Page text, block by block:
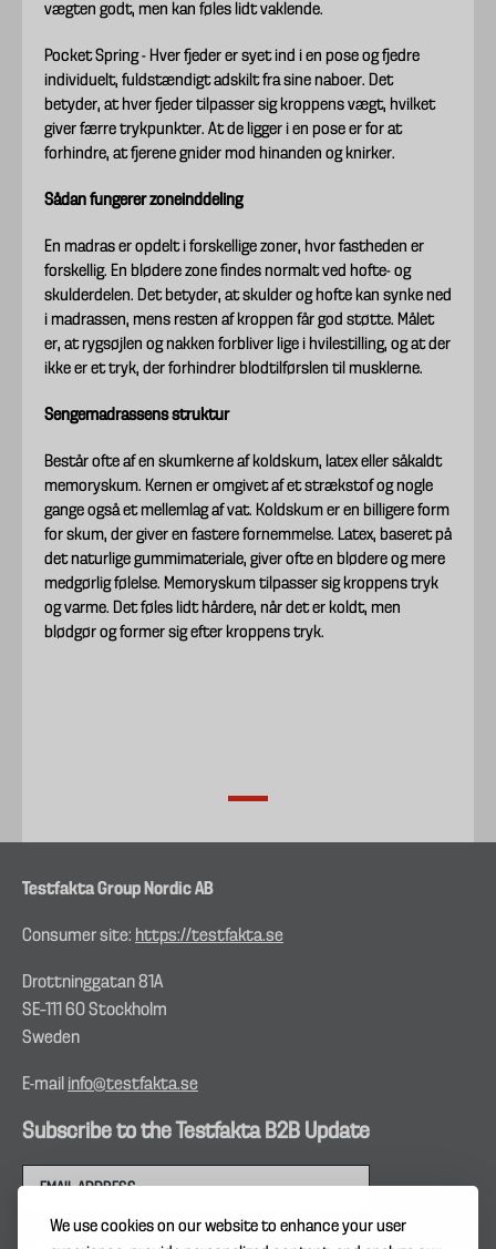
We use cookies on our website to enhance your user
vægten godt, men kan føles lidt vaklende.
Pocket Spring - Hver fjeder er syet ind i en pose og fjedre
individuelt, fuldstændigt adskilt fra sine naboer. Det
betyder, at hver fjeder tilpasser sig kroppens vægt, hvilket
giver færre trykpunkter. At de ligger i en pose er for at
forhindre, at fjerene gnider mod hinanden og knirker.
Sådan fungerer zoneinddeling
En madras er opdelt i forskellige zoner, hvor fastheden er
forskellig. En blødere zone findes normalt ved hofte- og
skulderdelen. Det betyder, at skulder og hofte kan synke ned
i madrassen, mens resten af ​​kroppen får god støtte. Målet
er, at rygsøjlen og nakken forbliver lige i hvilestilling, og at der
ikke er et tryk, der forhindrer blodtilførslen til musklerne.
Sengemadrassens struktur
Består ofte af en skumkerne af koldskum, latex eller såkaldt
memoryskum. Kernen er omgivet af et strækstof og nogle
gange også et mellemlag af vat. Koldskum er en billigere form
for skum, der giver en fastere fornemmelse. Latex, baseret på
det naturlige gummimateriale, giver ofte en blødere og mere
medgørlig følelse. Memoryskum tilpasser sig kroppens tryk
og varme. Det føles lidt hårdere, når det er koldt, men
blødgør og former sig efter kroppens tryk.
Testfakta Group Nordic AB
Consumer site: https://testfakta.se
Drottninggatan 81A
SE–111 60 Stockholm
Sweden
E-mail info@testfakta.se
Subscribe to the Testfakta B2B Update